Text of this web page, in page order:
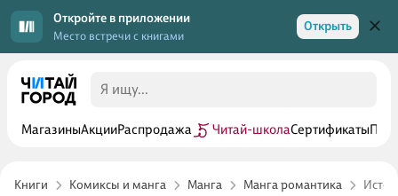
Откройте в приложении
Место встречи с книгами
Открыть
МагазиныАкцииРаспродажа Читай-школаСертификаты
Книги Комиксы и манга Манга Манга романтика